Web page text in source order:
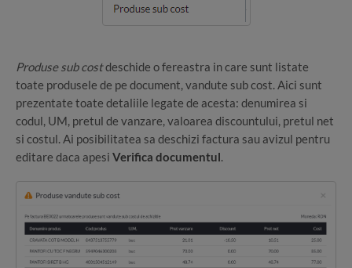
Produse sub costdeschide o fereastra in care sunt listate
toate produsele de pe document, vandute sub cost. Aici sunt
prezentate toate detaliile legate de acesta: denumirea si
codul, UM, pretul de vanzare, valoarea discountului, pretul net
si costul. Ai posibilitatea sa deschizi factura sau avizul pentru
editare daca apesi Verifica documentul.